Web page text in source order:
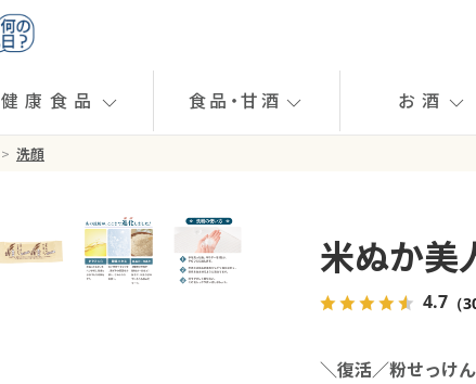
健康食品 食品・甘酒 お酒
> 洗顔
米ぬか美
4.7 （
＼復活／粉せっけ